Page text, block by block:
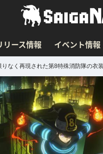
リース情報 イベント情報
なく再現された第8特殊消防隊の衣